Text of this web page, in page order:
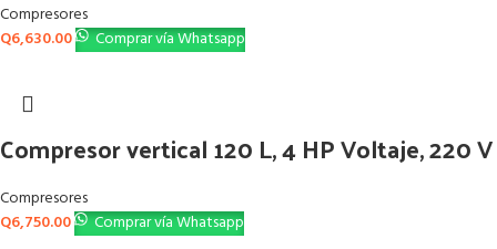
Compresores
Q6,630.00 Comprar vía Whatsapp
Compresor vertical 120 L, 4 HP Voltaje, 220 V
Compresores
Q6,750.00 Comprar vía Whatsapp